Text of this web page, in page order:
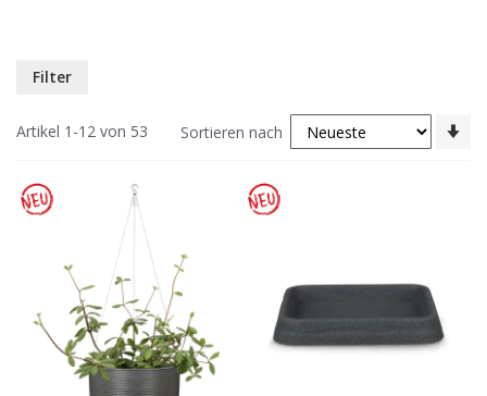
Filter
Artikel 1 -12 von 53 Sortieren nach